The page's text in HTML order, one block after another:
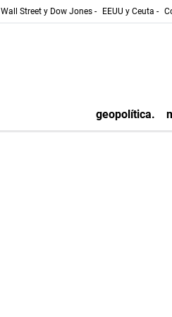
Wall Street y Dow Jones - EEUU y Ceuta -
geopolítica.